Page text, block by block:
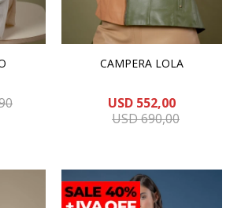
CAMPERA LOLA
USD 552,00
USD690,00